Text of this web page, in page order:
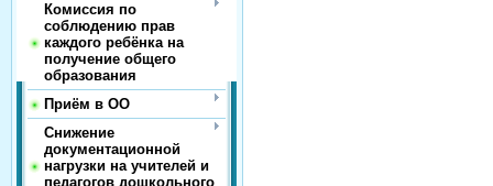
Комиссия по
соблюдению прав
каждого ребёнка на
получение общего
образования
Приём в ОО
Снижение
документационной
нагрузки на учителей и
педагогов дошкольного